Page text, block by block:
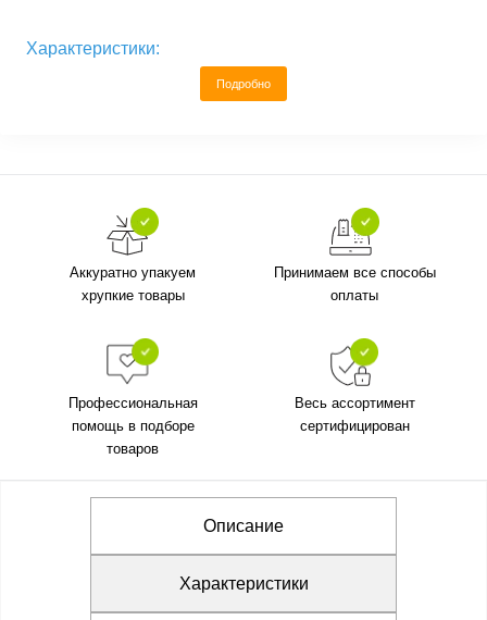
Характеристики:
Подробно
Аккуратно упакуем
хрупкие товары
Принимаем все способы
оплаты
Профессиональная
помощь в подборе
товаров
Весь ассортимент
сертифицирован
Описание
Характеристики